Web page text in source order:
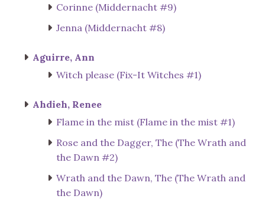
Corinne (Middernacht #9)
Jenna (Middernacht #8)
Aguirre, Ann
Witch please (Fix-It Witches #1)
Ahdieh, Renee
Flame in the mist (Flame in the mist #1)
Rose and the Dagger, The (The Wrath and
the Dawn #2)
Wrath and the Dawn, The (The Wrath and
the Dawn)